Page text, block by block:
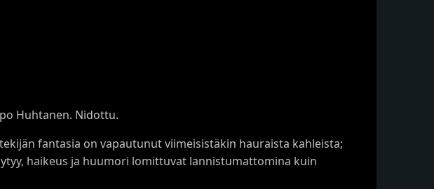
Huhtanen. Nidottu.
tekijän fantasia on vapautunut viimeisistäkin hauraista kahleista;
haikeus ja huumori lomittuvat lannistumattomina kuin